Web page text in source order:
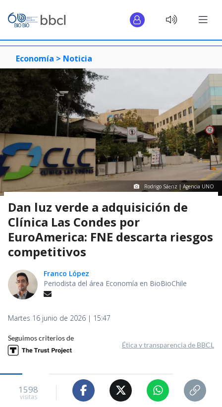
Economía > Noticia
Rodrigo Sáenz | Agencia UNO
Dan luz verde a adquisición de
Clínica Las Condes por
EuroAmerica: FNE descarta riesgos
competitivos
Franco López
Periodista del área Economía en BioBioChile
Martes 16 junio de 2026 | 15:47
Seguimos criterios de
Ética y transparencia de BBCL
1598
visitas